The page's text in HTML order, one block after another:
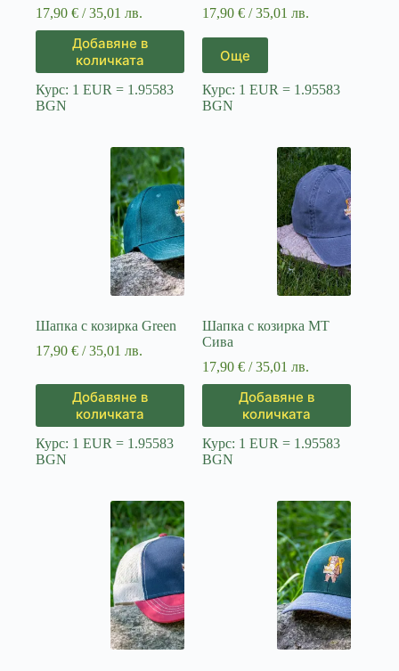
17,90 € / 35,01 лв.
Добавяне в
количката
Курс: 1 EUR = 1.95583
BGN
17,90€ / 35,01 лв.
Още
Курс: 1 EUR = 1.95583
BGN
Шапка с козирка Green
17,90 € / 35,01 лв.
Добавяне в
количката
Курс: 1 EUR = 1.95583
BGN
Шапка с козирка МТ
Сива
17,90€ / 35,01 лв.
Добавяне в
количката
Курс: 1 EUR = 1.95583
BGN